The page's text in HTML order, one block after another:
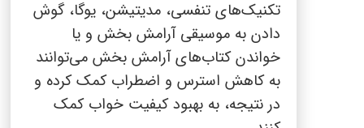
تکنیک‌های تنفسی، مدیتیشن، یوگا، گوش
دادن به موسیقی آرامش بخش و یا
خواندن کتاب‌های آرامش بخش می‌توانند
به کاهش استرس و اضطراب کمک کرده و
در نتیجه، به بهبود کیفیت خواب کمک